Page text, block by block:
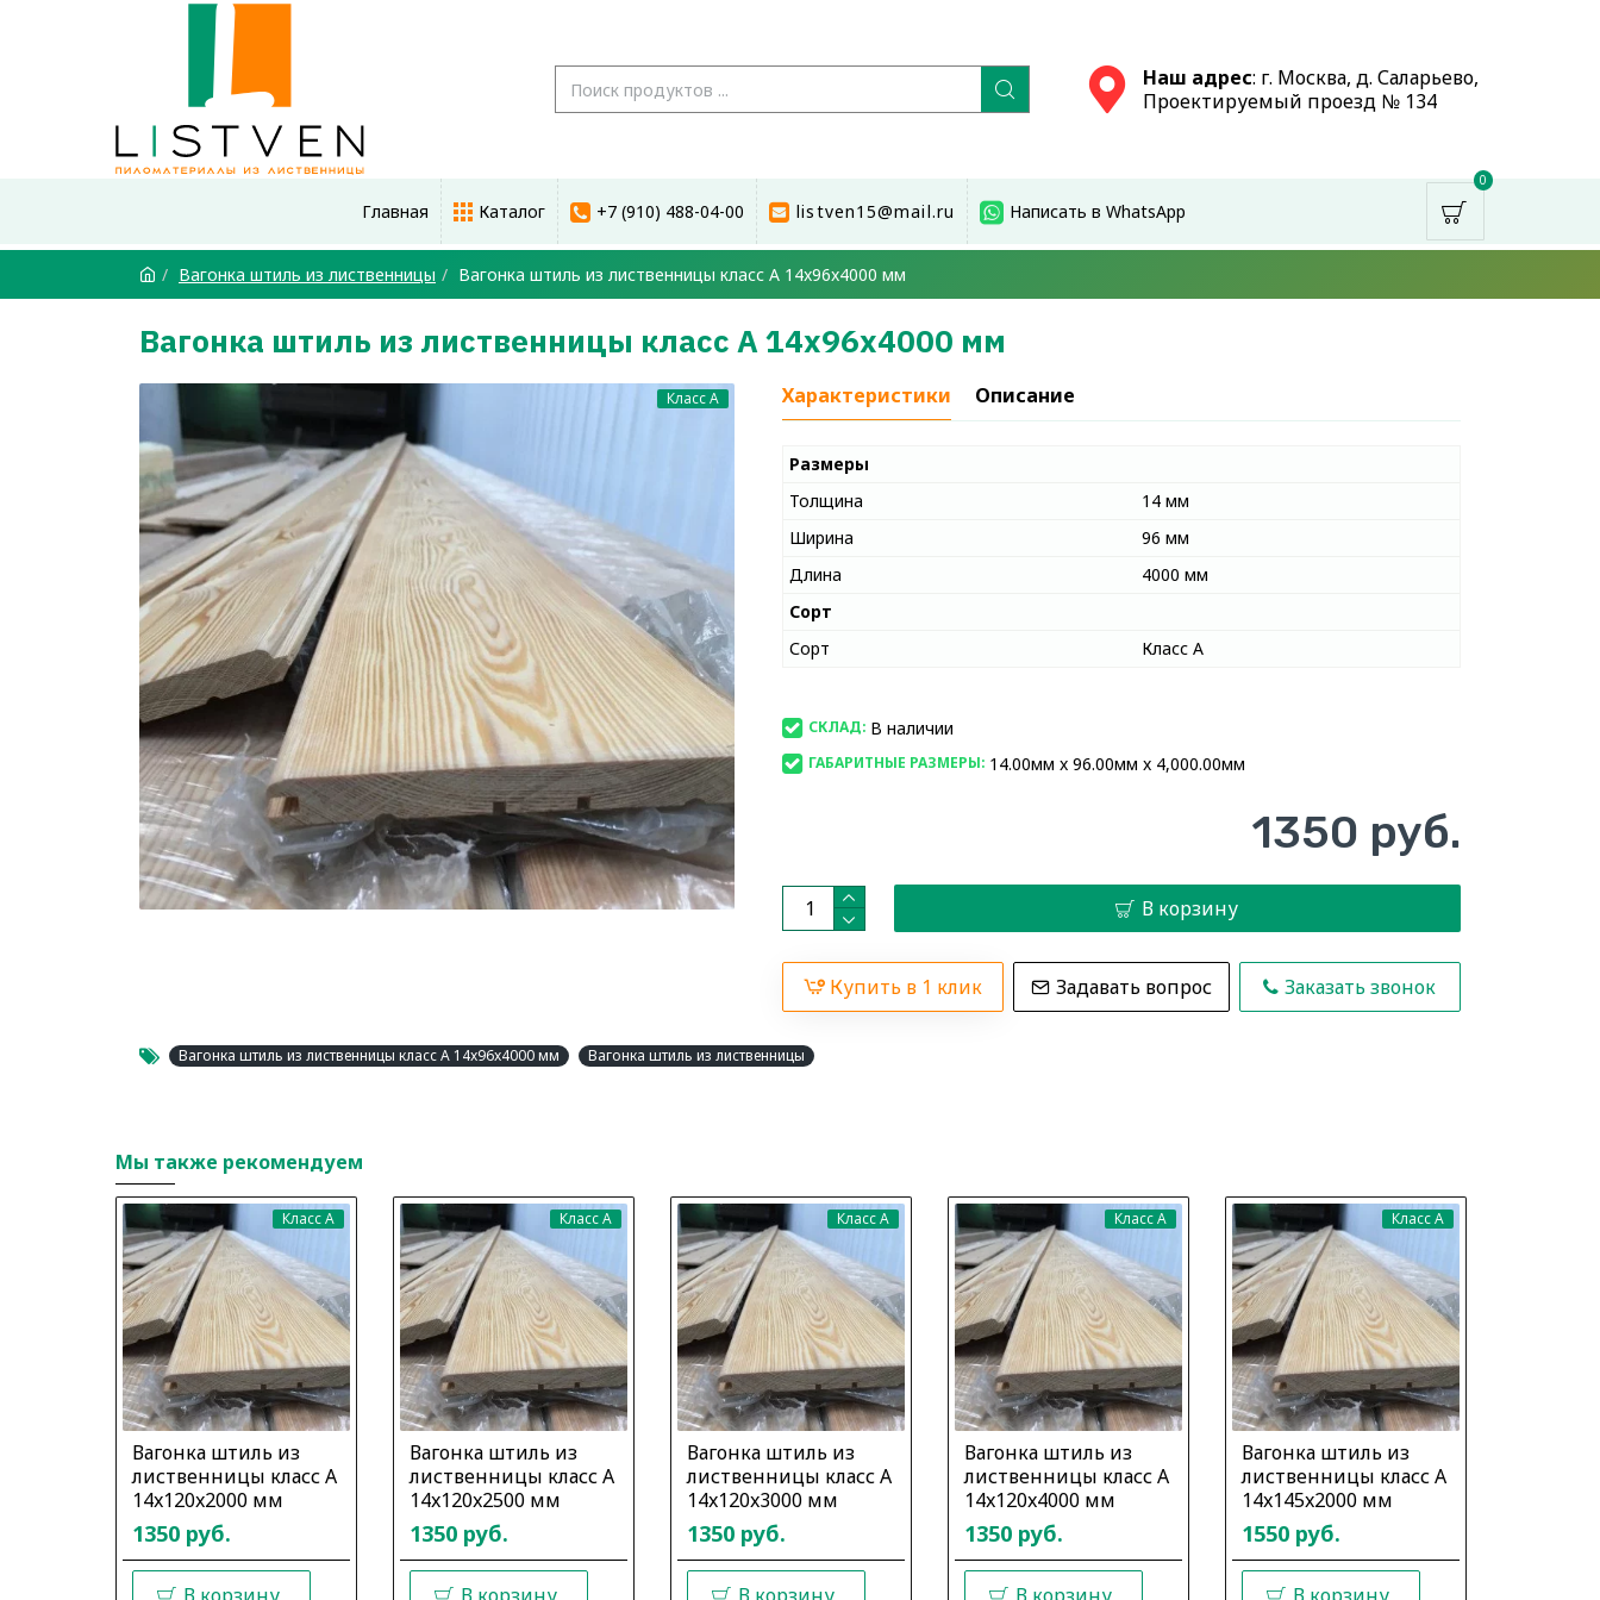
Наш адрес: г. Москва, д. Саларьево,
Проектируемый проезд № 134
Главная Каталог +7 (910) 488-04-00 listven15@mail.ru Написать в WhatsApp
0
Вагонка штиль из лиственницы Вагонка штиль из лиственницы класс А 14x96x4000 мм
Вагонка штиль из лиственницы класс А 14x96x4000 мм
Класс A Характеристики Описание
Размеры
Толщина
14 мм
Ширина
96 мм
Длина
4000 мм
Сорт
Сорт
Класс А
СКЛАД: В наличии
ГАБАРИТНЫЕ РАЗМЕРЫ: 14.00мм x 96.00мм x 4,000.00мм
1350 руб.
В корзину
Купить в 1 клик Задавать вопрос Заказать звонок
Вагонка штиль из лиственницы класс А 14x96x4000 мм Вагонка штиль из лиственницы
Мы также рекомендуем
Класс A
Вагонка штиль из
лиственницы класс А
14x120x2000 мм
1350 руб.
Класс A
Вагонка штиль из
лиственницы класс А
14x120x2500 мм
1350 руб.
Класс A
Вагонка штиль из
лиственницы класс А
14x120x3000 мм
1350 руб.
Класс A
Вагонка штиль из
лиственницы класс А
14x120x4000 мм
1350 руб.
Класс A
Вагонка штиль из
лиственницы класс А
14x145x2000 мм
1550 руб.